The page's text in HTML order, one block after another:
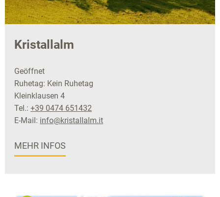
Kristallalm
Geöffnet
Ruhetag: Kein Ruhetag
Kleinklausen 4
Tel.: +39 0474 651432
E-Mail: info@kristallalm.it
MEHR INFOS